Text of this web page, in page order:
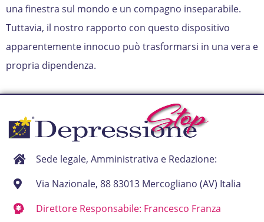
una finestra sul mondo e un compagno inseparabile.
Tuttavia, il nostro rapporto con questo dispositivo
apparentemente innocuo può trasformarsi in una vera e
propria dipendenza.
Sede legale, Amministrativa e Redazione:
Via Nazionale, 88 83013 Mercogliano (AV) Italia
Direttore Responsabile: Francesco Franza